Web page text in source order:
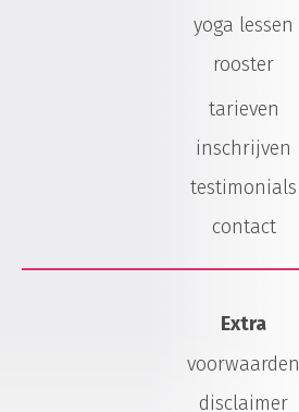
yoga lessen
rooster
tarieven
inschrijven
testimonials
contact
Extra
voorwaarden
disclaimer